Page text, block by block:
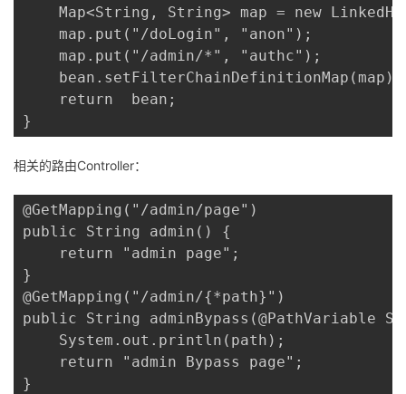
Map<String, String> map = new
    map.put("/doLogin", "anon");
    map.put("/admin/*", "authc");
    bean.setFilterChainDefinitionMap(map);
    return  bean;
}
相关的路由Controller：
@GetMapping("/admin/page")
public String admin() {
    return "admin page";
}
@GetMapping("/admin/{*path}")
public String adminBypass(@PathVariable
    System.out.println(path);
    return "admin Bypass page";
}